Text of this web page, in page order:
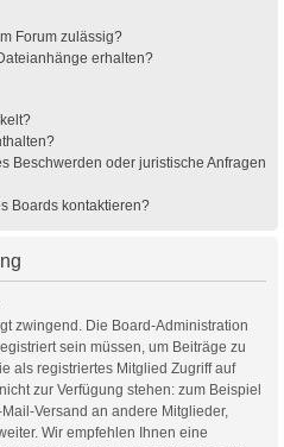
Forum zulässig?
erhalten?
Beschwerden oder juristische Anfragen
Boards kontaktieren?
zwingend. Die Board-Administration
sein müssen, um Beiträge zu
als registriertes Mitglied Zugriff auf
zur Verfügung stehen: zum Beispiel
Versand an andere Mitglieder,
Wir empfehlen Ihnen eine